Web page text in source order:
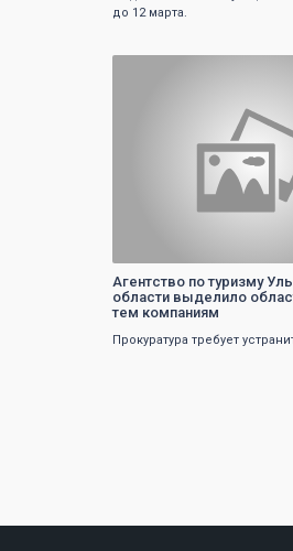
до 12 марта.
Агентство по туризму
области выделило
тем компаниям
Прокуратура требует